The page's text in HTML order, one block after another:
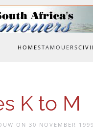
HOMESTAMOUERS
K to M
ON 30 NOVEMBER 1999